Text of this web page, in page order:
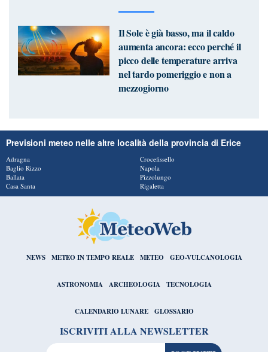
Il Sole è già basso, ma il caldo
aumenta ancora: ecco perché il
picco delle temperature arriva
nel tardo pomeriggio e non a
mezzogiorno
Previsioni meteo nelle altre località della provincia di Erice
Adragna
Baglio Rizzo
Ballata
Casa Santa
Crocefissello
Napola
Pizzolungo
Rigaletta
NEWS METEO IN TEMPO REALE METEO GEO-VULCANOLOGIA
ASTRONOMIA ARCHEOLOGIA TECNOLOGIA
CALENDARIO LUNARE GLOSSARIO
ISCRIVITI ALLA NEWSLETTER